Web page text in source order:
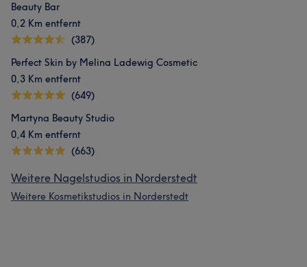
Beauty Bar
0,2 Km entfernt
(387)
Perfect Skin by Melina Ladewig Cosmetic
0,3 Km entfernt
(649)
Martyna Beauty Studio
0,4 Km entfernt
(663)
Weitere Nagelstudios in Norderstedt
Weitere Kosmetikstudios in Norderstedt